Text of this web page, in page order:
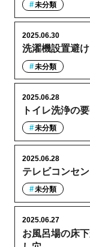
未分類
洗濯機設置避
2025.06.30
未分類
トイレ洗浄の
2025.06.28
未分類
テレビコンセ
2025.06.28
未分類
お風呂場の床
2025.06.27